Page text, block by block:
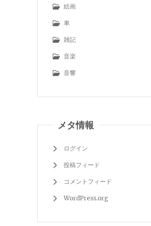
絵画
車
雑記
音楽
音響
メタ情報
ログイン
投稿フィード
コメントフィード
WordPress.org